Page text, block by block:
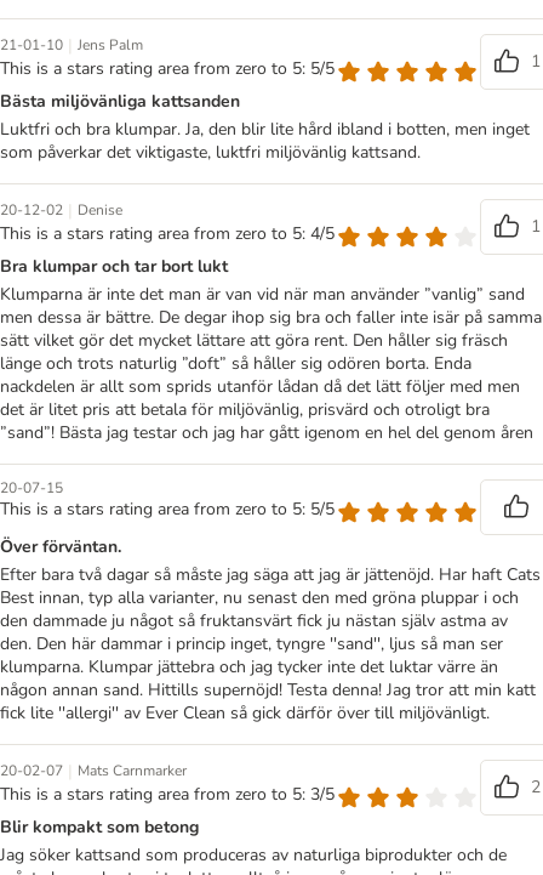
21-01-10 | Jens Palm
This is a stars rating area from zero to 5: 5/5
1
Bästa miljövänliga kattsanden
Luktfri och bra klumpar. Ja, den blir lite hård ibland i botten, men inget
som påverkar det viktigaste, luktfri miljövänlig kattsand.
20-12-02 | Denise
This is a stars rating area from zero to 5: 4/5
1
Bra klumpar och tar bort lukt
Klumparna är inte det man är van vid när man använder ”vanlig” sand
men dessa är bättre. De degar ihop sig bra och faller inte isär på samma
sätt vilket gör det mycket lättare att göra rent. Den håller sig fräsch
länge och trots naturlig ”doft” så håller sig odören borta. Enda
nackdelen är allt som sprids utanför lådan då det lätt följer med men
det är litet pris att betala för miljövänlig, prisvärd och otroligt bra
”sand”! Bästa jag testar och jag har gått igenom en hel del genom åren
20-07-15
This is a stars rating area from zero to 5: 5/5
Över förväntan.
Efter bara två dagar så måste jag säga att jag är jättenöjd. Har haft Cats
Best innan, typ alla varianter, nu senast den med gröna pluppar i och
den dammade ju något så fruktansvärt fick ju nästan själv astma av
den. Den här dammar i princip inget, tyngre ''sand'', ljus så man ser
klumparna. Klumpar jättebra och jag tycker inte det luktar värre än
någon annan sand. Hittills supernöjd! Testa denna! Jag tror att min katt
fick lite ''allergi'' av Ever Clean så gick därför över till miljövänligt.
20-02-07 | Mats Carnmarker
This is a stars rating area from zero to 5: 3/5
2
Blir kompakt som betong
Jag söker kattsand som produceras av naturliga biprodukter och de